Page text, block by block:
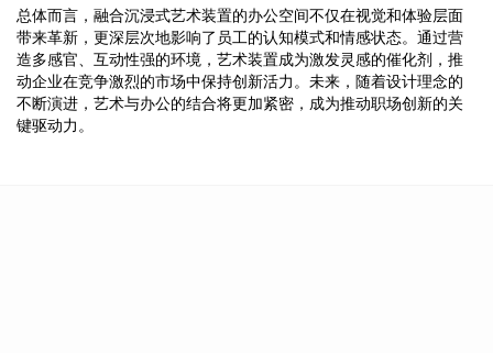
总体而言，融合沉浸式艺术装置的办公空间不仅在视觉和体验层面
带来革新，更深层次地影响了员工的认知模式和情感状态。通过营
造多感官、互动性强的环境，艺术装置成为激发灵感的催化剂，推
动企业在竞争激烈的市场中保持创新活力。未来，随着设计理念的
不断演进，艺术与办公的结合将更加紧密，成为推动职场创新的关
键驱动力。